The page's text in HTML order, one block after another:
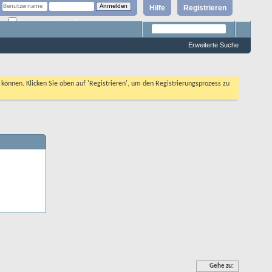
Registrieren
Hilfe
Angemeldet bleiben?
Erweiterte Suche
Klicken Sie oben auf 'Registrieren', um den Registrierungsprozess zu
Gehe zu: